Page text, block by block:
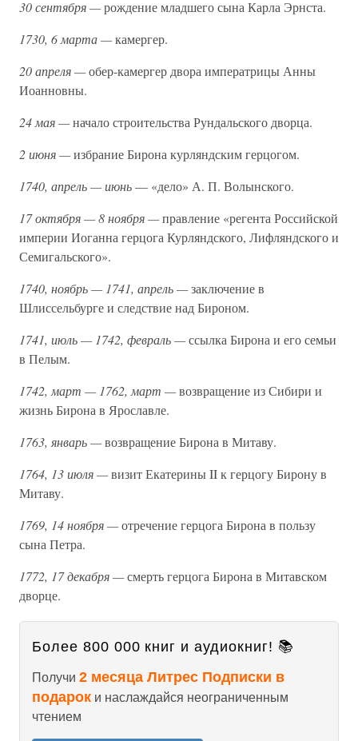
30 сентября —рождение младшего сына Карла Эрнста.
1730, 6 марта —камергер.
20 апреля —обер-камергер двора императрицы Анны
Иоанновны.
24 мая —начало строительства Рундальского дворца.
2 июня —избрание Бирона курляндским герцогом.
1740, апрель — июнь— «дело» А. П. Волынского.
17 октября — 8 ноября —правление «регента Российской
империи Иоганна герцога Курляндского, Лифляндского и
Семигальского».
1740, ноябрь — 1741, апрель —заключение в
Шлиссельбурге и следствие над Бироном.
1741, июль — 1742, февраль —ссылка Бирона и его семьи
в Пелым.
1742, март — 1762, март —возвращение из Сибири и
жизнь Бирона в Ярославле.
1763, январь —возвращение Бирона в Митаву.
1764, 13 июля —визит Екатерины II к герцогу Бирону в
Митаву.
1769, 14 ноября —отречение герцога Бирона в пользу
сына Петра.
1772, 17 декабря —смерть герцога Бирона в Митавском
дворце.
Более 800 000 книг и аудиокниг! 📚
Получи 2 месяца Литрес Подписки в
подарок и наслаждайся неограниченным
чтением